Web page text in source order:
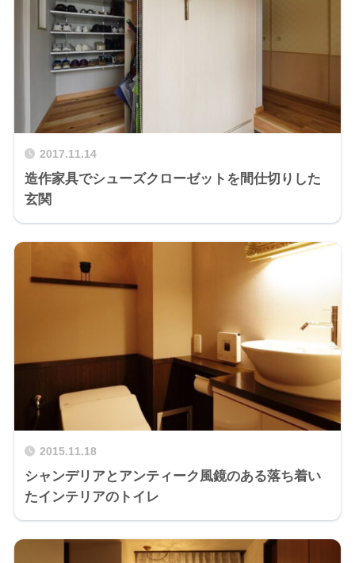
2017.11.14
造作家具でシューズクローゼットを間仕切りした
玄関
2015.11.18
シャンデリアとアンティーク風鏡のある落ち着い
たインテリアのトイレ